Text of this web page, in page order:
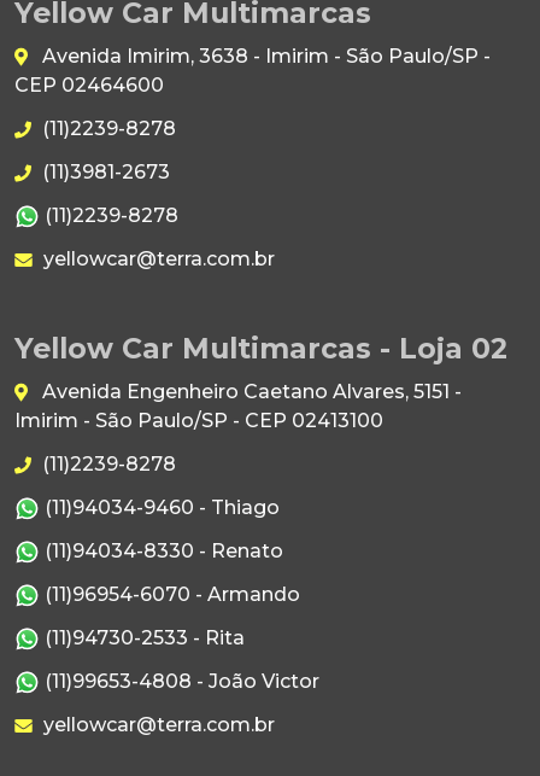
Yellow Car Multimarcas
Avenida Imirim, 3638 - Imirim - São Paulo/SP -
CEP 02464600
(11)2239-8278
(11)3981-2673
(11)2239-8278
yellowcar@terra.com.br
Yellow Car Multimarcas - Loja 02
Avenida Engenheiro Caetano Alvares, 5151 -
Imirim - São Paulo/SP - CEP 02413100
(11)2239-8278
(11)94034-9460 - Thiago
(11)94034-8330 - Renato
(11)96954-6070 - Armando
(11)94730-2533 - Rita
(11)99653-4808 - João Victor
yellowcar@terra.com.br